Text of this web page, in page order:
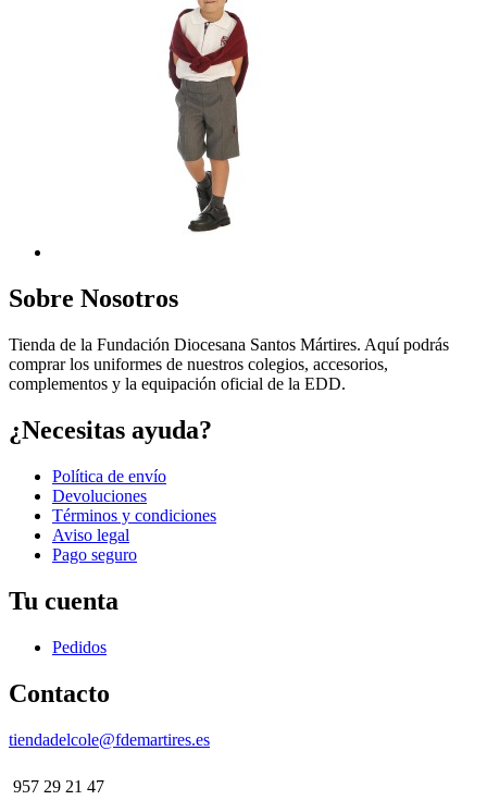
Sobre Nosotros
Tienda de la Fundación Diocesana Santos Mártires. Aquí podrás
comprar los uniformes de nuestros colegios, accesorios,
complementos y la equipación oficial de la EDD.
¿Necesitas ayuda?
Política de envío
Devoluciones
Términos y condiciones
Aviso legal
Pago seguro
Tu cuenta
Pedidos
Contacto
tiendadelcole@fdemartires.es
957 29 21 47